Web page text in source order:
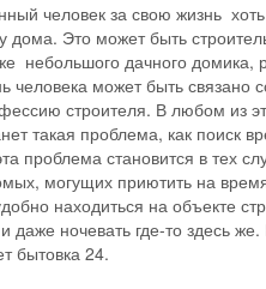
человек за свою жизнь
дома. Это может быть
небольшого дачного домика,
человека может быть связано
строителя. В любом из
такая проблема, как поиск
проблема становится в тех
могущих приютить на
находиться на объекте
даже ночевать где-то здесь же.
бытовка 24.